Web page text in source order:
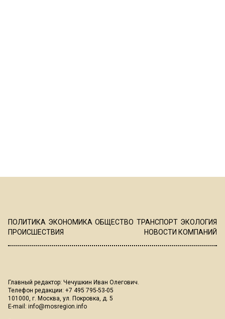
ПОЛИТИКА ЭКОНОМИКА ОБЩЕСТВО ТРАНСПОРТ ЭКОЛОГИЯ
ПРОИСШЕСТВИЯ
НОВОСТИ КОМПАНИЙ
Главный редактор: Чечушкин Иван Олегович.
Телефон редакции: +7 495 795-53-05
101000, г. Москва, ул. Покровка, д. 5
E-mail: info@mosregion.info